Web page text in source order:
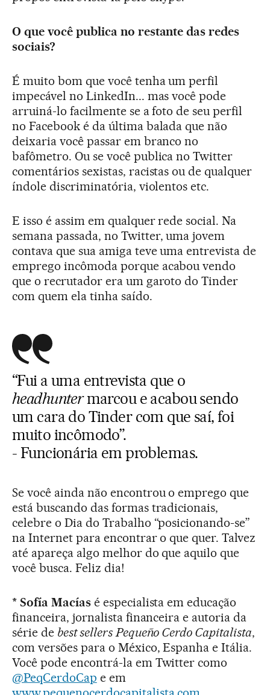
O que você publica no restante das redes
sociais?
É muito bom que você tenha um perfil
impecável no LinkedIn... mas você pode
arruiná-lo facilmente se a foto de seu perfil
no Facebook é da última balada que não
deixaria você passar em branco no
bafômetro. Ou se você publica no Twitter
comentários sexistas, racistas ou de qualquer
índole discriminatória, violentos etc.
E isso é assim em qualquer rede social. Na
semana passada, no Twitter, uma jovem
contava que sua amiga teve uma entrevista de
emprego incômoda porque acabou vendo
que o recrutador era um garoto do Tinder
com quem ela tinha saído.
“Fui a uma entrevista que o
headhuntermarcou e acabou sendo
um cara do Tinder com que saí, foi
muito incômodo”.
- Funcionária em problemas.
Se você ainda não encontrou o emprego que
está buscando das formas tradicionais,
celebre o Dia do Trabalho “posicionando-se”
na Internet para encontrar o que quer. Talvez
até apareça algo melhor do que aquilo que
você busca. Feliz dia!
* Sofía Macíasé especialista em educação
financeira, jornalista financeira e autoria da
série de best sellers Pequeño Cerdo Capitalista,
com versões para o México, Espanha e Itália.
Você pode encontrá-la em Twitter como
@PeqCerdoCap e em